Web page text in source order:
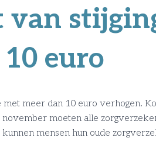
van
euro
meer dan 10 euro verhogen.
moeten alle
mensen hun oude